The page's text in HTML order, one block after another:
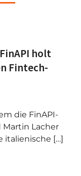
holt
Fintech-
die FinAPI-
Martin Lacher
italienische […]